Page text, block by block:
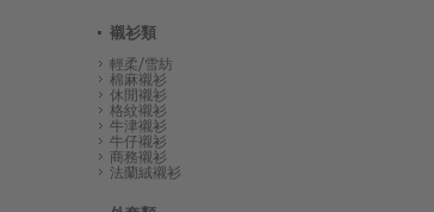
襯衫類
輕柔/雪紡
棉麻襯衫
休閒襯衫
格紋襯衫
牛津襯衫
牛仔襯衫
商務襯衫
法蘭絨襯衫